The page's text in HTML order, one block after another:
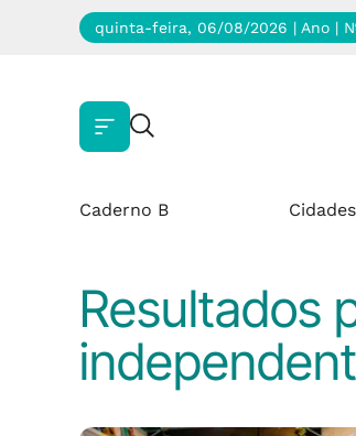
quinta-feira, 06/08/2026 | Ano |
Caderno B Cidades
Resultados